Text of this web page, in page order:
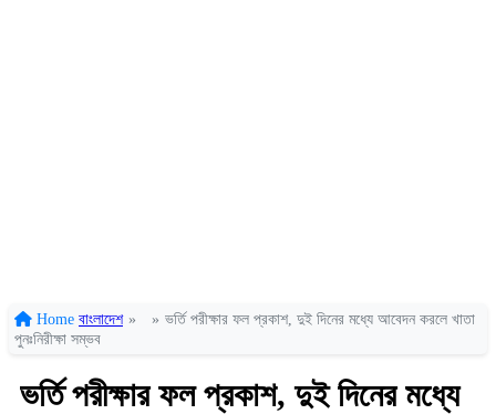
Home বাংলাদেশ » » ভর্তি পরীক্ষার ফল প্রকাশ, দুই দিনের মধ্যে আবেদন করলে খাতা
পুনঃনিরীক্ষা সম্ভব
ভর্তি পরীক্ষার ফল প্রকাশ, দুই দিনের মধ্যে